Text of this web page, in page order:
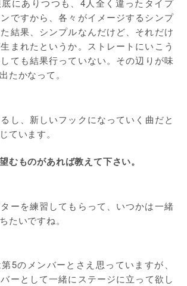
にありつつも、4人全く違ったタイプ
ですから、各々がイメージするシンプ
結果、シンプルなんだけど、それだけ
まれたというか。ストレートにいこう
ても結果行っていない。その辺りが味
たかなって。
し、新しいフックになっていく曲だと
ています。
むものがあれば教えて下さい。
ーを練習してもらって、いつかは一緒
たいですね。
5のメンバーとさえ思っていますが、
ーとして一緒にステージに立って欲し